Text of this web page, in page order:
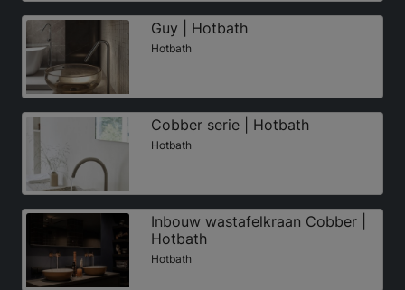
Guy | Hotbath
Hotbath
Cobber serie | Hotbath
Hotbath
Inbouw wastafelkraan Cobber |
Hotbath
Hotbath